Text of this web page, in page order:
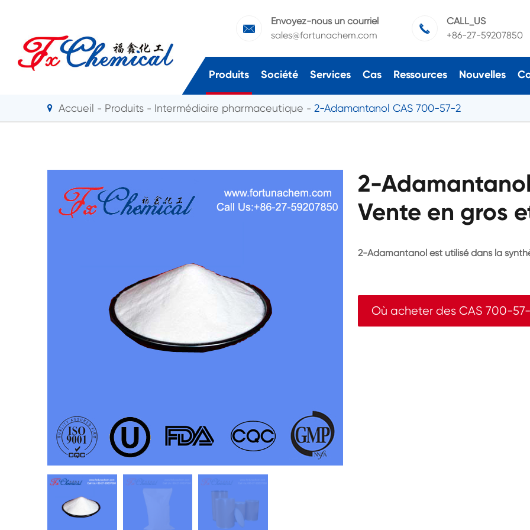

Envoyez-nous un courriel
sales@fortunachem.com

CALL_US
+86-27-59207850
Produits Société Services Cas Ressources Nouvelles
Accueil Produits Intermédiaire pharmaceutique 2-Adamantanol CAS 700-57-2
2-
Vente en gros
2-Adamantanol est utilisé dans la
Où acheter des CAS 700-